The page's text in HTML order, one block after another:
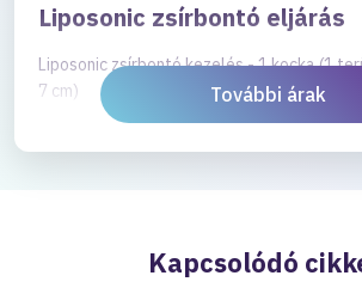
Liposonic zsírbontó eljárás
Liposonic zsírbontó kezelés - 1 kocka (1
7 cm)
További árak
Kapcsolódó